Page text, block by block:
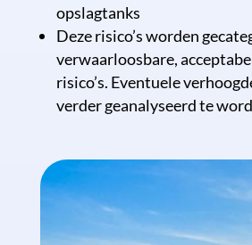
opslagtanks
Deze risico’s worden
verwaarloosbare,
risico’s. Eventuele
verder geanalyseerd te